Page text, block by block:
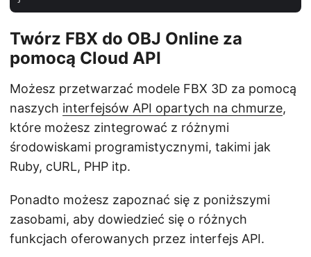
Twórz FBX do OBJ Online za
pomocą Cloud API
Możesz przetwarzać modele FBX 3D za pomocą
naszych interfejsów API opartych na chmurze,
które możesz zintegrować z różnymi
środowiskami programistycznymi, takimi jak
Ruby, cURL, PHP itp.
Ponadto możesz zapoznać się z poniższymi
zasobami, aby dowiedzieć się o różnych
funkcjach oferowanych przez interfejs API.